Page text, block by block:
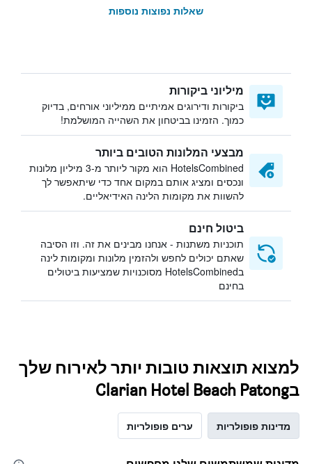
שאלות נפוצות נוספות
מיליוני ביקורות
ביקורות ודירוגים אמיתיים ממיליוני אורחים, בדיוק
כמוך. הזמינו בביטחון את השהייה המושלמת!
מבצעי המלונות הטובים ביותר
HotelsCombined הוא מקור ליותר מ-3 מיליון מלונות
ונכסים ומציג אותם במקום אחד כדי שיתאפשר לך
להשוות את מקומות הלינה האידיאליים.
ביטול חינם
תוכניות משתנות - אנחנו מבינים את זה. וזו הסיבה
שאתם יכולים לחפש ולהזמין מלונות ומקומות לינה
בHotelsCombined מסוכנויות שמציעות ביטולים
בחינם
למצוא תוצאות טובות יותר לאירוח שלך
בClarian Hotel Beach Patong
מדינות פופולריות ערים פופולריות